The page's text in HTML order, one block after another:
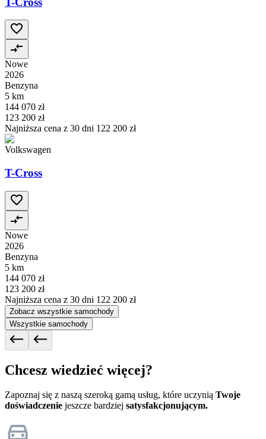
Nowe
2026
Benzyna
5 km
144 070 zł
123 200 zł
Najniższa cena z 30 dni 122 200 zł
Volkswagen
T-Cross
Nowe
2026
Benzyna
5 km
144 070 zł
123 200 zł
Najniższa cena z 30 dni 122 200 zł
Zobacz wszystkie samochody
Wszystkie samochody
Chcesz wiedzieć więcej?
Zapoznaj się z naszą szeroką gamą usług, które uczynią Twoje
doświadczenie jeszcze bardziej satysfakcjonującym.